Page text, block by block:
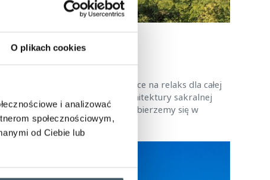
O plikach cookies
i analizować
społecznościowym,
od Ciebie lub
Uniejów to idealne miejsce na relaks dla całej
Uniejowa. Miłośników architektury sakralnej
w regionie. Jeśli wybierzemy się w